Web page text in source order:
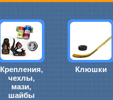
Крепления,
чехлы,
мази,
шайбы
Клюшки